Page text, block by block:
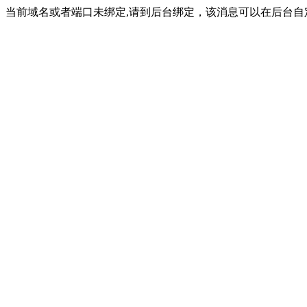
当前域名或者端口未绑定,请到后台绑定，该消息可以在后台自